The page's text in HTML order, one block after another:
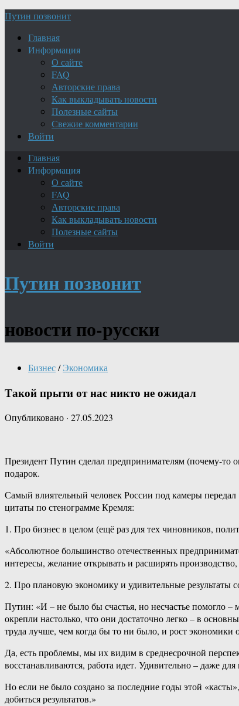
Путин позвонит
Главная
Информация
О сайте
FAQ
Авторские права
Как выкладывать новости
Полезные сайты
Свежие комментарии
Войти
Главная
Информация
О сайте
FAQ
Авторские права
Как выкладывать новости
Полезные сайты
Войти
Путин позвонит
новости по-русски
Бизнес/ Экономика
Такой прыти от нас никто не ожидал
Опубликовано · 27.05.2023
Президент Путин сделал предпринимателям (почему-то
подарок.
Самый влиятельный человек России под камеры
цитаты по стенограмме Кремля:
1. Про бизнес в целом (ещё раз для тех чиновников,
«Абсолютное большинство отечественных
интересы, желание открывать и расширять
2. Про плановую экономику и удивительные результаты
Путин: «И – не было бы счастья, но несчастье помогло –
окрепли настолько, что они достаточно легко – в
труда лучше, чем когда бы то ни было, и рост
Да, есть проблемы, мы их видим в среднесрочной
восстанавливаются, работа идет. Удивительно – даже
Но если не было создано за последние годы этой
добиться результатов.»